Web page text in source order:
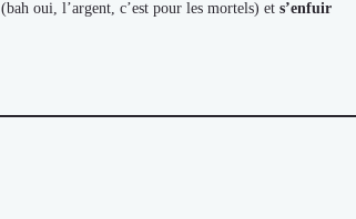
(bah oui, l’argent, c’est pour les mortels) et s’enfuir